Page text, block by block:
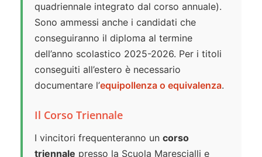
quadriennale integrato dal corso annuale).
Sono ammessi anche i candidati che
conseguiranno il diploma al termine
dell’anno scolastico 2025-2026. Per i titoli
conseguiti all’estero è necessario
documentare l’equipollenza o equivalenza.
Il Corso Triennale
I vincitori frequenteranno un corso
triennale presso la Scuola Marescialli e